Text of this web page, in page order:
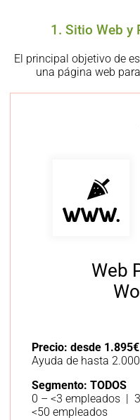
1. Sitio Web y
El principal objetivo de
una página web
Web
Precio: desde
Ayuda de hasta
Segmento: TODOS
0 – <3 empleados |
<50 empleados